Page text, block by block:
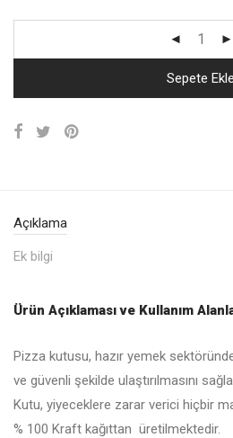
Sepete Ekle
Açıklama
Ek bilgi
Ürün Açıklaması ve Kullanım
Pizza kutusu, hazır yemek
ve güvenli şekilde ulaştırılmasını
Kutu, yiyeceklere zarar verici hiçbir
% 100 Kraft kağıttan üretilmektedir.